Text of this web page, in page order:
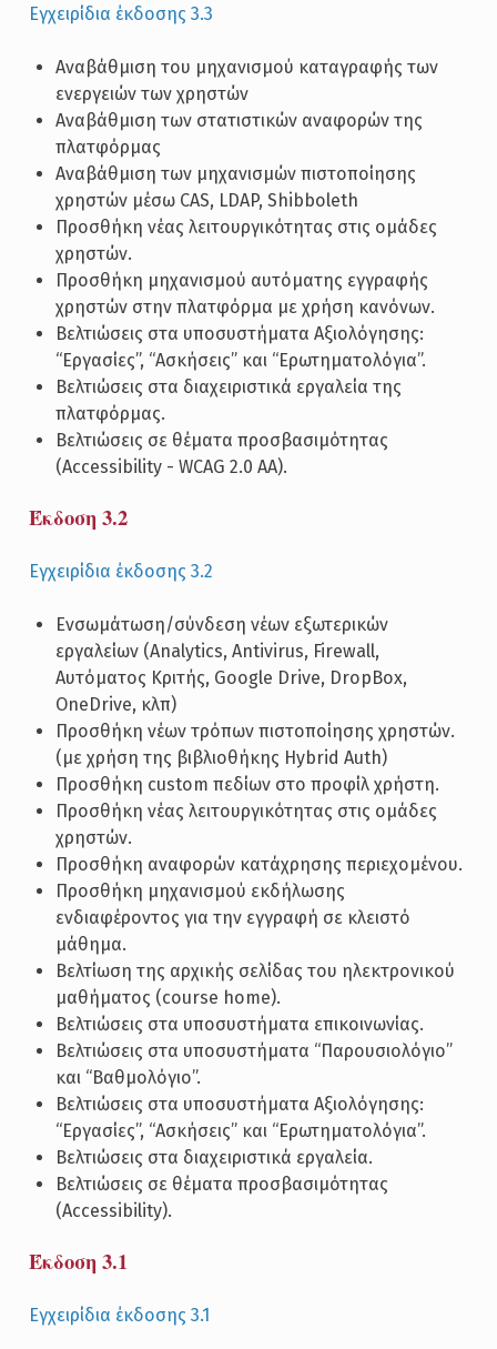
Εγχειρίδια έκδοσης 3.3
Αναβάθμιση του μηχανισμού καταγραφής των
ενεργειών των χρηστών
Αναβάθμιση των στατιστικών αναφορών της
πλατφόρμας
Αναβάθμιση των μηχανισμών πιστοποίησης
χρηστών μέσω CAS, LDAP, Shibboleth
Προσθήκη νέας λειτουργικότητας στις ομάδες
χρηστών.
Προσθήκη μηχανισμού αυτόματης εγγραφής
χρηστών στην πλατφόρμα με χρήση κανόνων.
Βελτιώσεις στα υποσυστήματα Αξιολόγησης:
“Εργασίες”, “Ασκήσεις” και “Ερωτηματολόγια”.
Βελτιώσεις στα διαχειριστικά εργαλεία της
πλατφόρμας.
Βελτιώσεις σε θέματα προσβασιμότητας
(Accessibility - WCAG 2.0 AA).
Έκδοση 3.2
Εγχειρίδια έκδοσης 3.2
Ενσωμάτωση/σύνδεση νέων εξωτερικών
εργαλείων (Analytics, Antivirus, Firewall,
Αυτόματος Κριτής, Google Drive, DropBox,
OneDrive, κλπ)
Προσθήκη νέων τρόπων πιστοποίησης χρηστών.
(με χρήση της βιβλιοθήκης Hybrid Auth)
Προσθήκη custom πεδίων στο προφίλ χρήστη.
Προσθήκη νέας λειτουργικότητας στις ομάδες
χρηστών.
Προσθήκη αναφορών κατάχρησης περιεχομένου.
Προσθήκη μηχανισμού εκδήλωσης
ενδιαφέροντος για την εγγραφή σε κλειστό
μάθημα.
Βελτίωση της αρχικής σελίδας του ηλεκτρονικού
μαθήματος (course home).
Βελτιώσεις στα υποσυστήματα επικοινωνίας.
Βελτιώσεις στα υποσυστήματα “Παρουσιολόγιο”
και “Βαθμολόγιο”.
Βελτιώσεις στα υποσυστήματα Αξιολόγησης:
“Εργασίες”, “Ασκήσεις” και “Ερωτηματολόγια”.
Βελτιώσεις στα διαχειριστικά εργαλεία.
Βελτιώσεις σε θέματα προσβασιμότητας
(Accessibility).
Έκδοση 3.1
Εγχειρίδια έκδοσης 3.1